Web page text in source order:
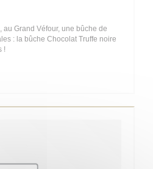
au Grand Véfour, une bûche de
: la bûche Chocolat Truffe noire
!